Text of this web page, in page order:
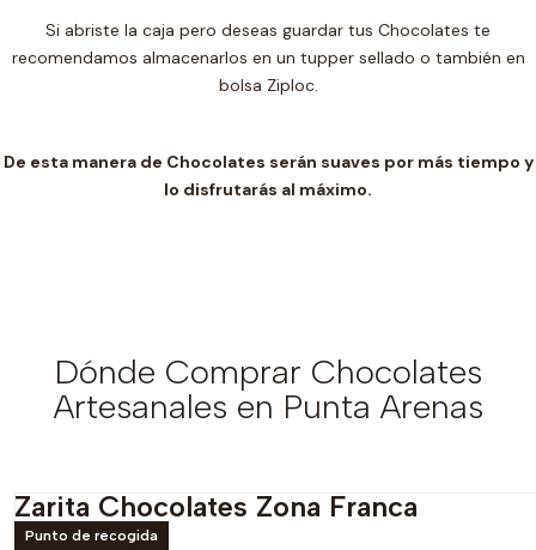
Si abriste la caja pero deseas guardar tus Chocolates te
recomendamos almacenarlos en un tupper sellado o también en
bolsa Ziploc.
De esta manera de Chocolates serán suaves por más tiempo y
lo disfrutarás al máximo.
Dónde Comprar Chocolates
Artesanales en Punta Arenas
Zarita Chocolates Zona Franca
Punto de recogida